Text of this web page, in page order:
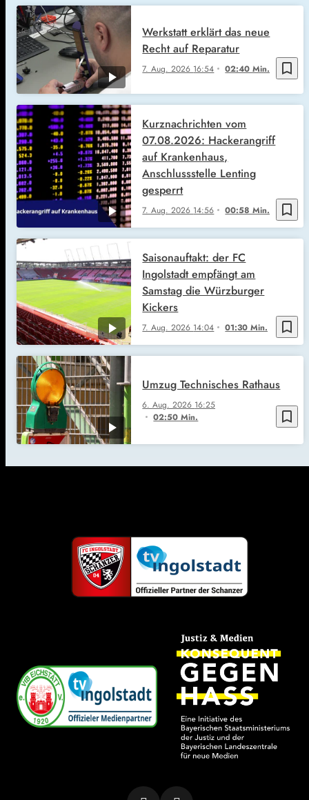
bookmark_border
7. Aug. 2026 16:54 02:40 Min.
Werkstatt erklärt das neue
Recht auf Reparatur
bookmark_border
7. Aug. 2026 14:56 00:58 Min.
Kurznachrichten vom
07.08.2026: Hackerangriff
auf Krankenhaus,
Anschlussstelle Lenting
gesperrt
bookmark_border
7. Aug. 2026 14:04 01:30 Min.
Saisonauftakt: der FC
Ingolstadt empfängt am
Samstag die Würzburger
Kickers
bookmark_border
6. Aug. 2026 16:25
02:50 Min.
Umzug Technisches Rathaus